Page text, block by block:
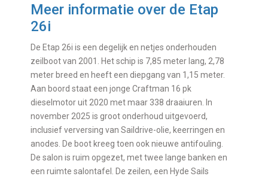
Meer informatie over de Etap
26i
De Etap 26i is een degelijk en netjes onderhouden
zeilboot van 2001. Het schip is 7,85 meter lang, 2,78
meter breed en heeft een diepgang van 1,15 meter.
Aan boord staat een jonge Craftman 16 pk
dieselmotor uit 2020 met maar 338 draaiuren. In
november 2025 is groot onderhoud uitgevoerd,
inclusief verversing van Saildrive-olie, keerringen en
anodes. De boot kreeg toen ook nieuwe antifouling.
De salon is ruim opgezet, met twee lange banken en
een ruimte salontafel. De zeilen, een Hyde Sails